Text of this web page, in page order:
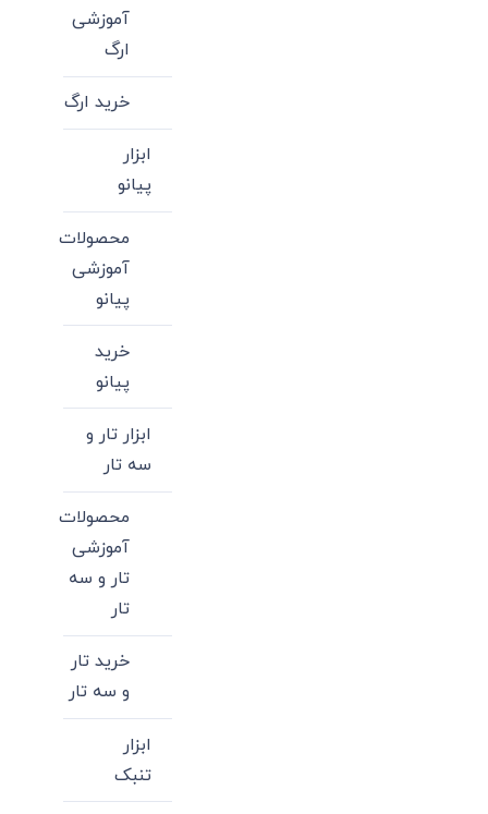
آموزشی
ارگ
خرید ارگ
ابزار
پیانو
محصولات
آموزشی
پیانو
خرید
پیانو
ابزار تار و
سه تار
محصولات
آموزشی
تار و سه
تار
خرید تار
و سه تار
ابزار
تنبک